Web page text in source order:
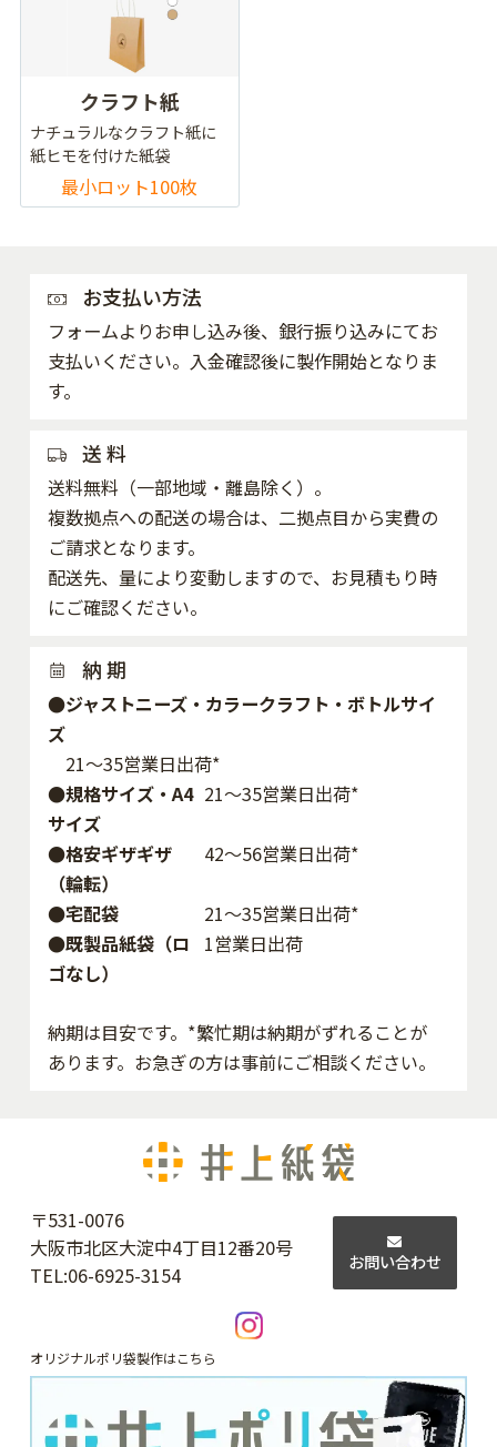
クラフト紙
ナチュラルなクラフト紙に
紙ヒモを付けた紙袋
最小ロット100枚
お支払い方法
フォームよりお申し込み後、銀行振り込みにてお
支払いください。入金確認後に製作開始となりま
す。
送 料
送料無料（一部地域・離島除く）。
複数拠点への配送の場合は、二拠点目から実費の
ご請求となります。
配送先、量により変動しますので、お見積もり時
にご確認ください。
納 期
●ジャストニーズ・カラークラフト・ボトルサイ
ズ
21～35営業日出荷*
●規格サイズ・A4
サイズ
21～35営業日出荷*
●格安ギザギザ
（輪転）
42〜56営業日出荷*
●宅配袋
21～35営業日出荷*
●既製品紙袋（ロ
ゴなし）
1営業日出荷
納期は目安です。*繁忙期は納期がずれることが
あります。お急ぎの方は事前にご相談ください。
〒531-0076
大阪市北区大淀中4丁目12番20号
TEL:06-6925-3154
お問い合わせ
オリジナルポリ袋製作はこちら